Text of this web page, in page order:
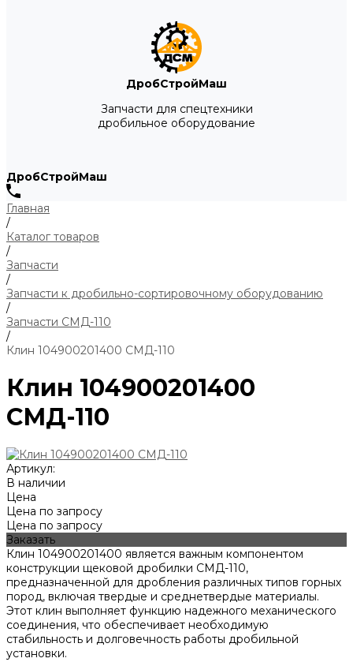
ДробСтройМаш
Запчасти для спецтехники
дробильное оборудование
ДробСтройМаш
Главная
/
Каталог товаров
/
Запчасти
/
Запчасти к дробильно-сортировочному оборудованию
/
Запчасти СМД-110
/
Клин 104900201400 СМД-110
Клин 104900201400
СМД-110
Артикул:
В наличии
Цена
Цена по запросу
Цена по запросу
Заказать
Клин 104900201400 является важным компонентом
конструкции щековой дробилки СМД-110,
предназначенной для дробления различных типов горных
пород, включая твердые и среднетвердые материалы.
Этот клин выполняет функцию надежного механического
соединения, что обеспечивает необходимую
стабильность и долговечность работы дробильной
установки.